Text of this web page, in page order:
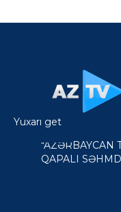
"AZƏRBAYCAN
QAPALI
Yuxarı get